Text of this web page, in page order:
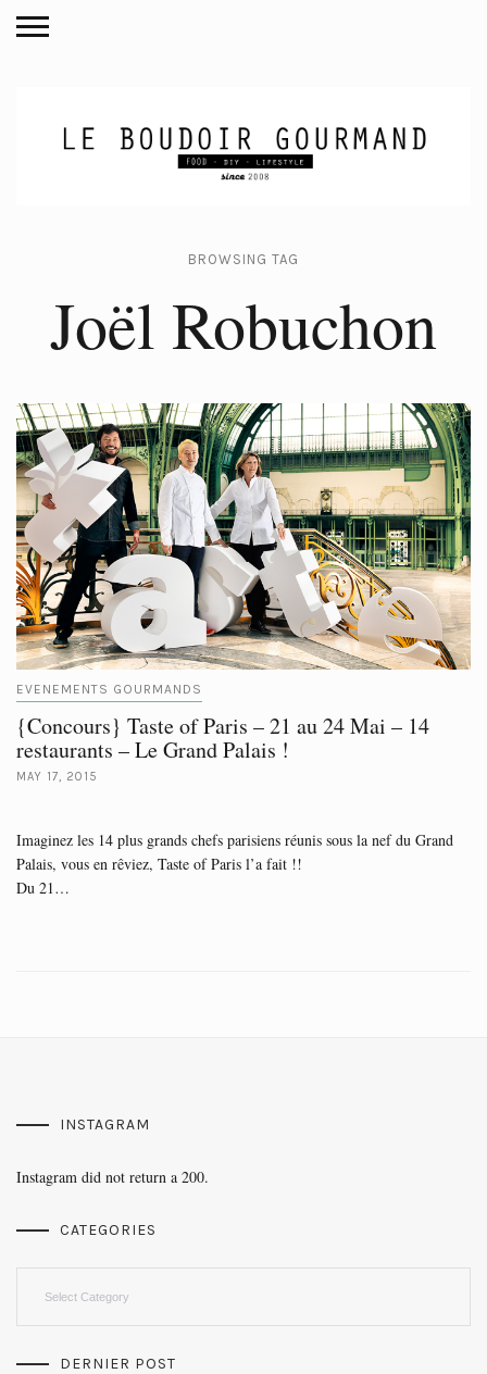
BROWSING TAG
Joël Robuchon
EVENEMENTS GOURMANDS
{Concours} Taste of Paris – 21 au 24 Mai – 14
restaurants – Le Grand Palais !
MAY 17, 2015
Imaginez les 14 plus grands chefs parisiens réunis sous la nef du Grand
Palais, vous en rêviez, Taste of Paris l’a fait !!
Du 21…
INSTAGRAM
Instagram did not return a 200.
CATEGORIES
DERNIER POST